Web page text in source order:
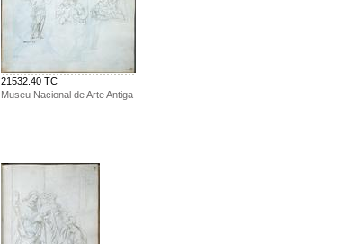
21532.40 TC
Museu Nacional de Arte Antiga